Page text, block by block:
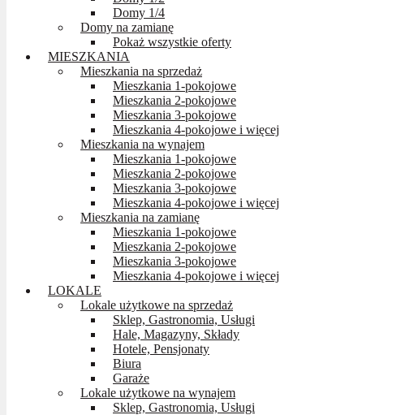
Domy 1/4
Domy na zamianę
Pokaż wszystkie oferty
MIESZKANIA
Mieszkania na sprzedaż
Mieszkania 1-pokojowe
Mieszkania 2-pokojowe
Mieszkania 3-pokojowe
Mieszkania 4-pokojowe i więcej
Mieszkania na wynajem
Mieszkania 1-pokojowe
Mieszkania 2-pokojowe
Mieszkania 3-pokojowe
Mieszkania 4-pokojowe i więcej
Mieszkania na zamianę
Mieszkania 1-pokojowe
Mieszkania 2-pokojowe
Mieszkania 3-pokojowe
Mieszkania 4-pokojowe i więcej
LOKALE
Lokale użytkowe na sprzedaż
Sklep, Gastronomia, Usługi
Hale, Magazyny, Składy
Hotele, Pensjonaty
Biura
Garaże
Lokale użytkowe na wynajem
Sklep, Gastronomia, Usługi